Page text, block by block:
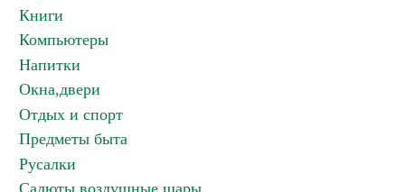
Книги
Компьютеры
Напитки
Окна,двери
Отдых и спорт
Предметы быта
Русалки
Салюты,воздушные шары